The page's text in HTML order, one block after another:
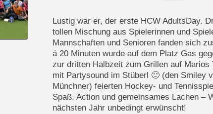
Lustig war er, der erste HCW AdultsDay.
tollen Mischung aus Spielerinnen und
Mannschaften und Senioren fanden sich
á 20 Minuten wurde auf dem Platz Gas
zur dritten Halbzeit zum Grillen auf Marios
mit Partysound im Stüberl 🙂 (den Smiley
Münchner) feierten Hockey- und
Spaß, Action und gemeinsames Lachen –
nächsten Jahr unbedingt erwünscht!